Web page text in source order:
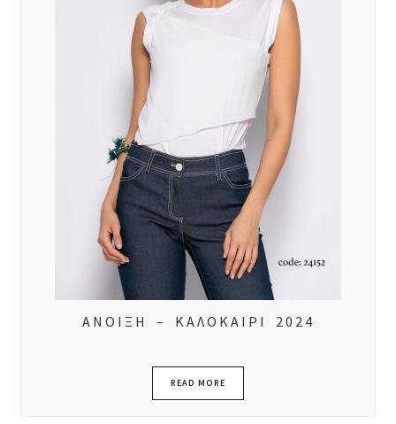
ΑΝΟΙΞΗ – ΚΑΛΟΚΑΙΡΙ 2024
READ MORE